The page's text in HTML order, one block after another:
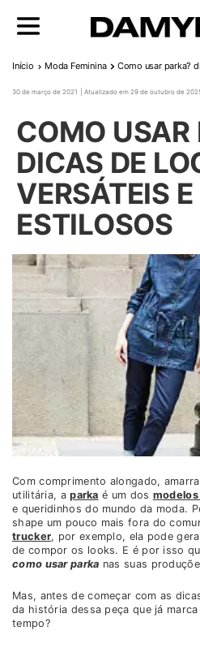
Início Moda Feminina Como usar parka?
COMO USAR
DICAS DE
VERSÁTEIS E
ESTILOSOS
30 de março de 2021
29 de outubro de
Com comprimento alongado,
utilitária, aparka é um dos
e queridinhos do mundo da moda.
shape um pouco mais fora do
trucker, por exemplo, ela pode
de compor os looks. E é por isso
como usar parka nas suas
Mas, antes de começar com as
da história dessa peça que já
tempo?